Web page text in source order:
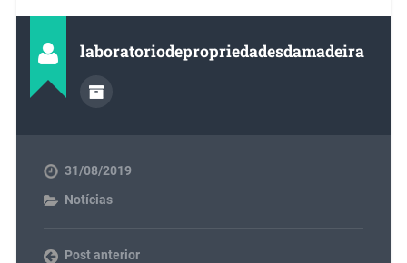
laboratoriodepropriedadesdamadeira
31/08/2019
Notícias
Post anterior